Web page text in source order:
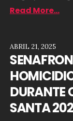
Read More...
DURANTE
SANTA
ABRIL 21, 2025